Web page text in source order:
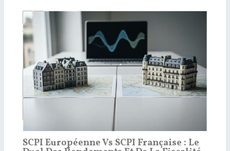
SCPI Européenne Vs SCPI Française : Le